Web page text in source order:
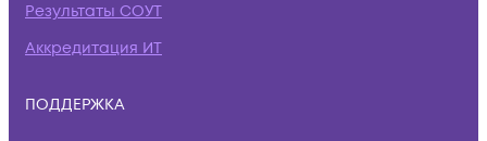
Результаты СОУТ
Аккредитация ИТ
ПОДДЕРЖКА